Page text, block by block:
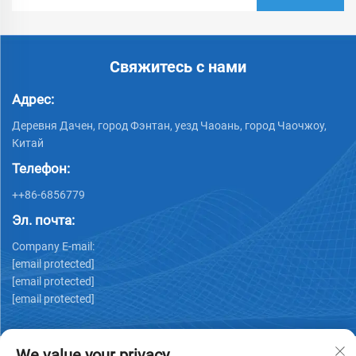
Свяжитесь с нами
Адрес:
Деревня Дачен, город Фэнтан, уезд Чаоань, город Чаочжоу,
Китай
Телефон:
++86-6856779
Эл. почта:
Company E-mail:
[email protected]
[email protected]
[email protected]